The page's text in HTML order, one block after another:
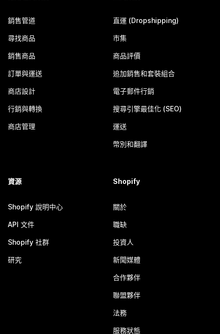
銷售管道
尋找商品
銷售商品
訂單與運送
商店設計
行銷與轉換
商店管理
直運 (Dropshipping)
市集
商品評價
追加銷售和套裝組合
電子郵件行銷
搜尋引擎最佳化 (SEO)
運送
幣別和翻譯
資源
Shopify 說明中心
API 文件
Shopify 社群
研究
Shopify
關於
職缺
投資人
新聞媒體
合作夥伴
聯盟夥伴
法務
服務狀態